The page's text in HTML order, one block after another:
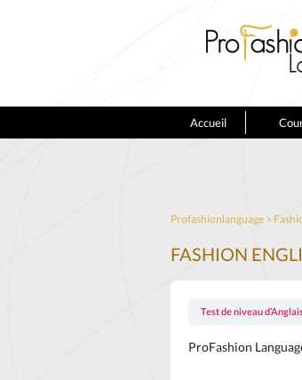
Accueil
Profashionlanguage >
FASHION
Test de niveau
ProFashion